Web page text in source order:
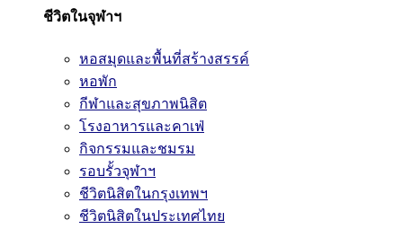
ชีวิตในจุฬาฯ
หอสมุดและพื้นที่สร้างสรรค์
หอพัก
กีฬาและสุขภาพนิสิต
โรงอาหารและคาเฟ่
กิจกรรมและชมรม
รอบรั้วจุฬาฯ
ชีวิตนิสิตในกรุงเทพฯ
ชีวิตนิสิตในประเทศไทย